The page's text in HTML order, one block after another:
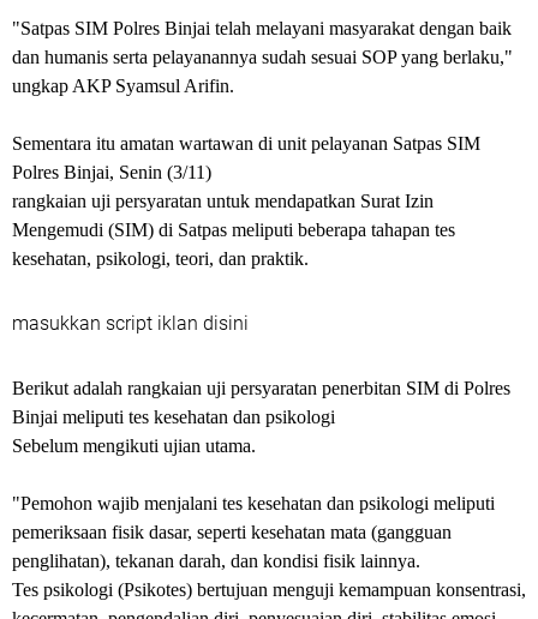
"Satpas SIM Polres Binjai telah melayani masyarakat dengan baik
dan humanis serta pelayanannya sudah sesuai SOP yang berlaku,"
ungkap AKP Syamsul Arifin.
Sementara itu amatan wartawan di unit pelayanan Satpas SIM
Polres Binjai, Senin (3/11)
rangkaian uji persyaratan untuk mendapatkan Surat Izin
Mengemudi (SIM) di Satpas meliputi beberapa tahapan tes
kesehatan, psikologi, teori, dan praktik.
masukkan script iklan disini
Berikut adalah rangkaian uji persyaratan penerbitan SIM di Polres
Binjai meliputi tes kesehatan dan psikologi
Sebelum mengikuti ujian utama.
"Pemohon wajib menjalani tes kesehatan dan psikologi meliputi
pemeriksaan fisik dasar, seperti kesehatan mata (gangguan
penglihatan), tekanan darah, dan kondisi fisik lainnya.
Tes psikologi (Psikotes) bertujuan menguji kemampuan konsentrasi,